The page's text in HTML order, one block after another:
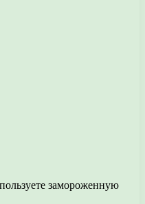
замороженную